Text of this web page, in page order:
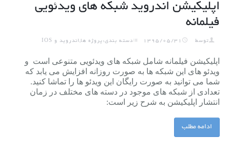
اپلیکیشن اندروید شبکه های ویدئویی
فیلمانه
توسط 1395/05/31 دسته بندی:پروژه ها,اندروید و IOS
اپلیکیشن فیلمانه شامل شبکه های ویدئویی متنوعی است و
ویدئو های این شبکه ها به صورت روزانه افزایش می یابد که
شما می توانید به صورت رایگان این ویدئو ها را تماشا کنید.
تعدادی از شبکه های موجود در دسته های مختلف در زمان
انتشار اپلیکیشن به شرح زیر است:
ادامه مطلب